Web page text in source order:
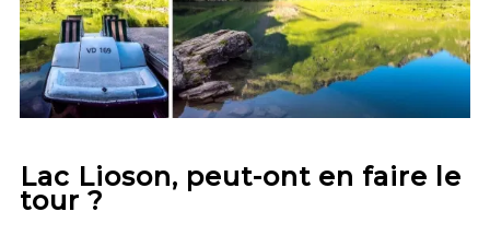
Lac Lioson, peut-ont en faire le
tour ?